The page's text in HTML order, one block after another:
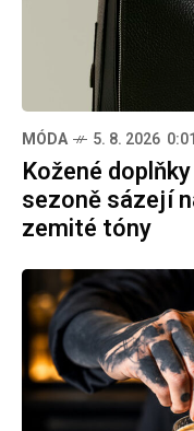
MÓDA 5. 8. 2026 0:01
Kožené
sezoně sázejí
zemité tóny